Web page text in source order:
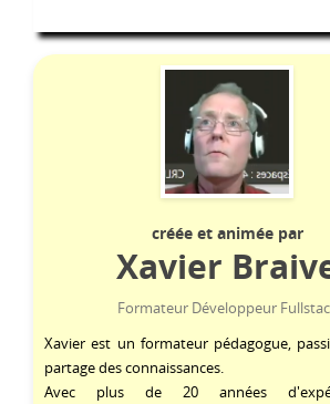
créée et animée par
Xavier
Formateur Développeur
Xavier est un formateur pédagogue,
partage des connaissances.
Avec plus de 20 années